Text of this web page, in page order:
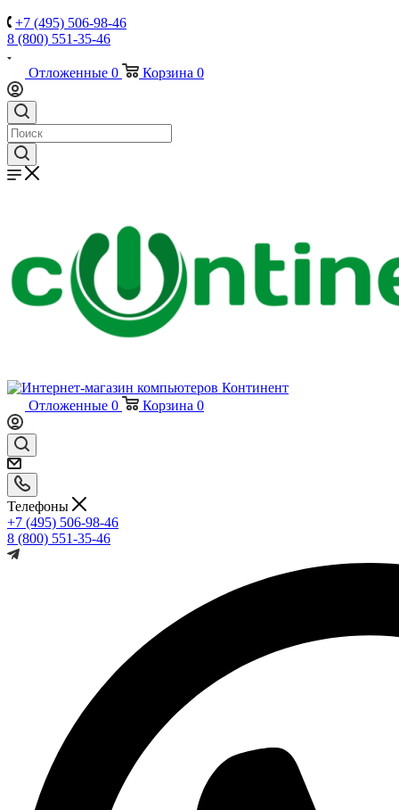
+7 (495) 506-98-46
8 (800) 551-35-46
Отложенные 0 Корзина 0
Отложенные 0 Корзина 0
Телефоны
+7 (495) 506-98-46
8 (800) 551-35-46